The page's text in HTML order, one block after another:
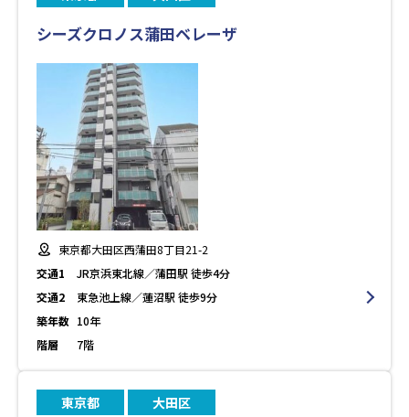
シーズクロノス蒲田ベレーザ
東京都大田区西蒲田8丁目21-2
交通1
JR京浜東北線／蒲田駅 徒歩4分
交通2
東急池上線／蓮沼駅 徒歩9分
築年数 10年
階層
7階
東京都 大田区